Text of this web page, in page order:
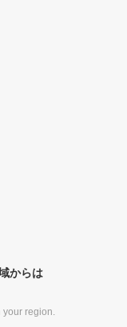
からは
your region.